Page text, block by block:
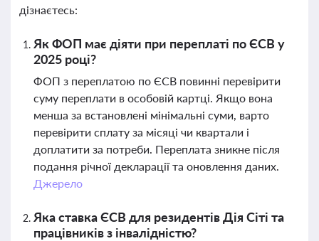
дізнаєтесь:
Як ФОП має діяти при переплаті по ЄСВ у
2025 році?
ФОП з переплатою по ЄСВ повинні перевірити
суму переплати в особовій картці. Якщо вона
менша за встановлені мінімальні суми, варто
перевірити сплату за місяці чи квартали і
доплатити за потреби. Переплата зникне після
подання річної декларації та оновлення даних.
Джерело
Яка ставка ЄСВ для резидентів Дія Сіті та
працівників з інвалідністю?